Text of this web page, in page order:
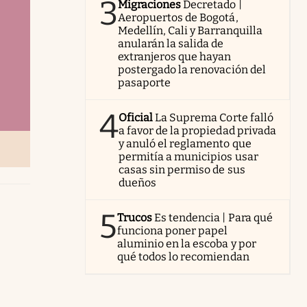
3MigracionesDecretado |
Aeropuertos de Bogotá,
Medellín, Cali y Barranquilla
anularán la salida de
extranjeros que hayan
postergado la renovación del
pasaporte
4OficialLa Suprema Corte falló
a favor de la propiedad privada
y anuló el reglamento que
permitía a municipios usar
casas sin permiso de sus
dueños
5TrucosEs tendencia | Para qué
funciona poner papel
aluminio en la escoba y por
qué todos lo recomiendan